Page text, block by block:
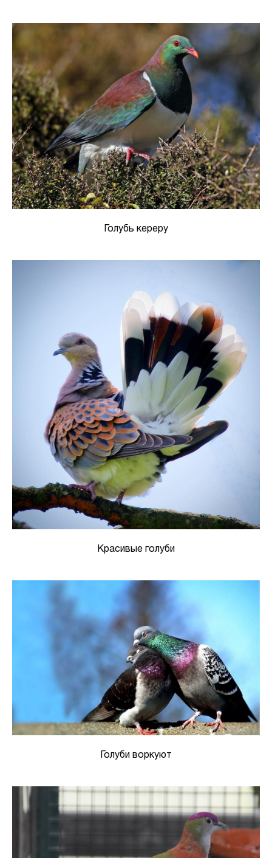
Голубь кереру
Красивые голуби
Голуби воркуют